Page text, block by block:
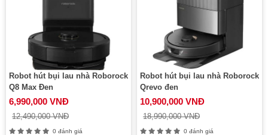
Robot hút bụi lau nhà Roborock
Q8 Max Đen
6,990,000 VNĐ
12,490,000 VNĐ
0 đánh giá
Robot hút bụi lau nhà Roborock
Qrevo đen
10,900,000 VNĐ
18,990,000 VNĐ
0 đánh giá